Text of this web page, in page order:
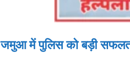
जमुआ में पुलिस को बड़ी